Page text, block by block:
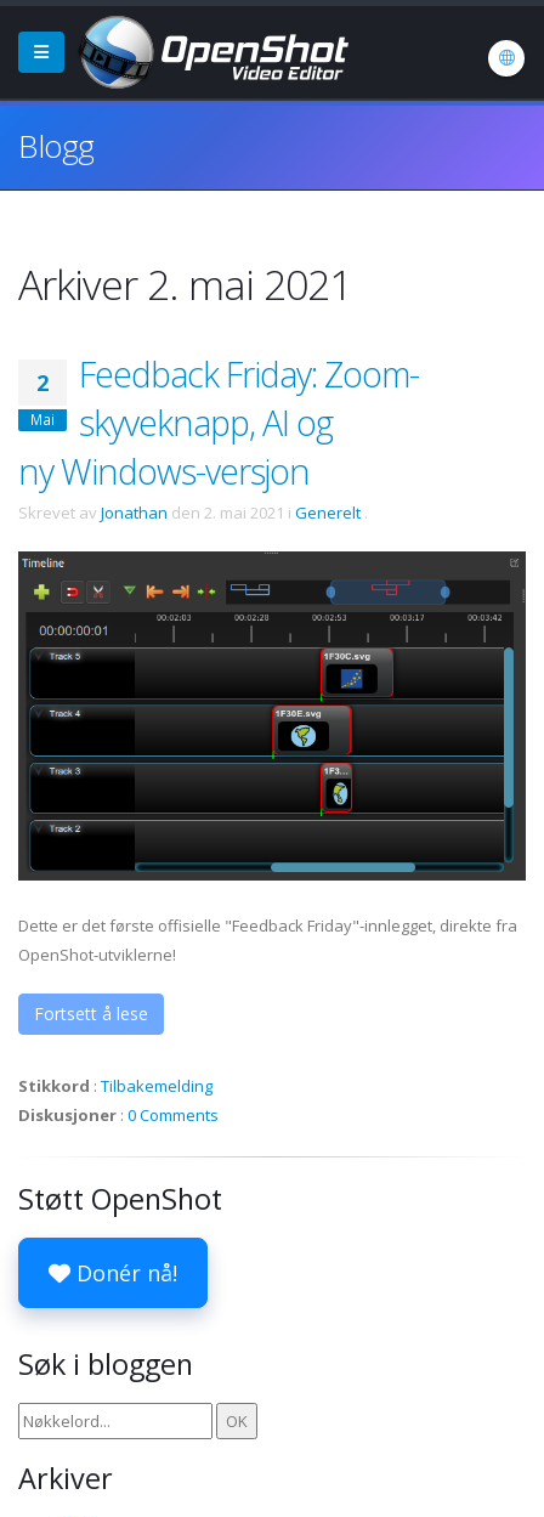
Blogg
Arkiver 2. mai 2021
2
Mai
Feedback Friday: Zoom-
skyveknapp, AI og
ny Windows-versjon
Skrevet av Jonathan den 2. mai 2021 i Generelt .
Dette er det første offisielle "Feedback Friday"-innlegget, direkte fra
OpenShot-utviklerne!
Fortsett å lese
Stikkord : Tilbakemelding
Diskusjoner : 0 Comments
Støtt OpenShot
Donér nå!
Søk i bloggen
Arkiver